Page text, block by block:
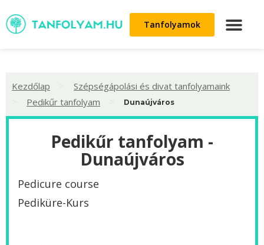
Tanfolyamok
Kezdőlap Szépségápolási és divat tanfolyamaink
Pedikűr tanfolyam Dunaújváros
Pedikűr tanfolyam -
Dunaújváros
Pedicure course
Pediküre-Kurs